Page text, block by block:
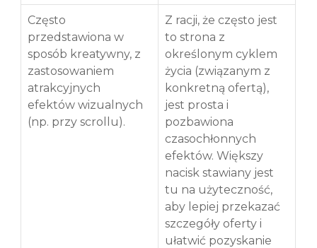
Często
przedstawiona w
sposób kreatywny, z
zastosowaniem
atrakcyjnych
efektów wizualnych
(np. przy scrollu).
Z racji, że często jest
to strona z
określonym cyklem
życia (związanym z
konkretną ofertą),
jest prosta i
pozbawiona
czasochłonnych
efektów. Większy
nacisk stawiany jest
tu na użyteczność,
aby lepiej przekazać
szczegóły oferty i
ułatwić pozyskanie